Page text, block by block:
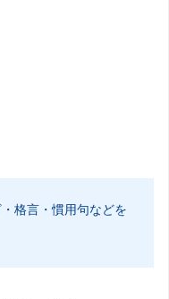
格言・慣用句などを